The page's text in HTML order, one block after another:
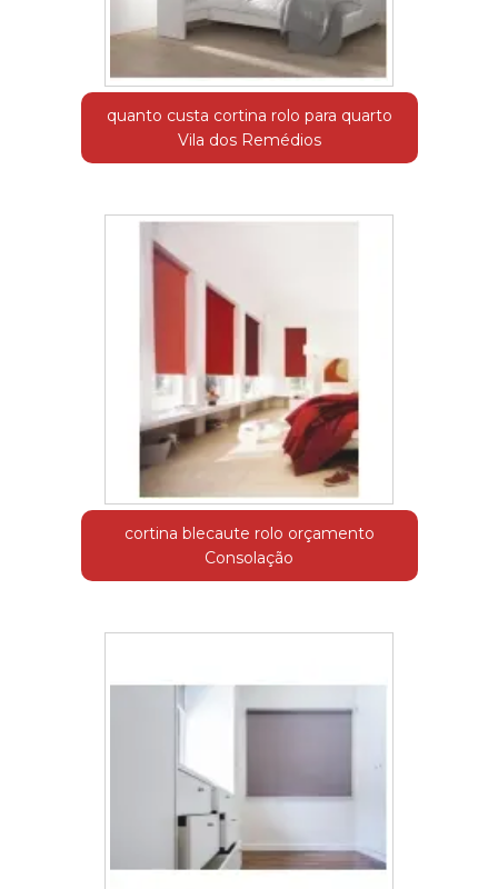
quanto custa cortina rolo para quarto
Vila dos Remédios
cortina blecaute rolo orçamento
Consolação